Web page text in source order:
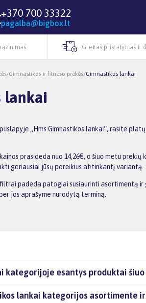
+370 700 33322
pagalba@bigbox.lt
Greitas pristatymas ir
/Gimnastikos ir fitneso prekės/Gimnastikos lankai
lankai
„Hms Gimnastikos lankai“, rasite
prasideda nuo 14,26€, o šiuo metu
geriausiai jūsų poreikius atitinkantį variantą.
padeda patogiai susiaurinti asortimentą
jos aprašyme nurodytą terminą.
kategorijoje esantys produktai
lankai kategorijos asortimente